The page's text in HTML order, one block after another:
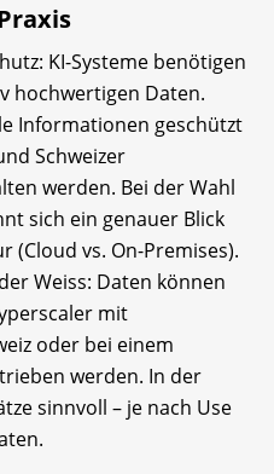
KI-Systeme benötigen
hochwertigen Daten.
Informationen geschützt
Schweizer
werden. Bei der Wahl
sich ein genauer Blick
(Cloud vs. On-Premises).
Weiss: Daten können
mit
oder bei einem
werden. In der
sinnvoll – je nach Use